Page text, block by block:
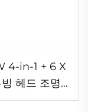
4-in-1 + 6 X
헤드 조명,